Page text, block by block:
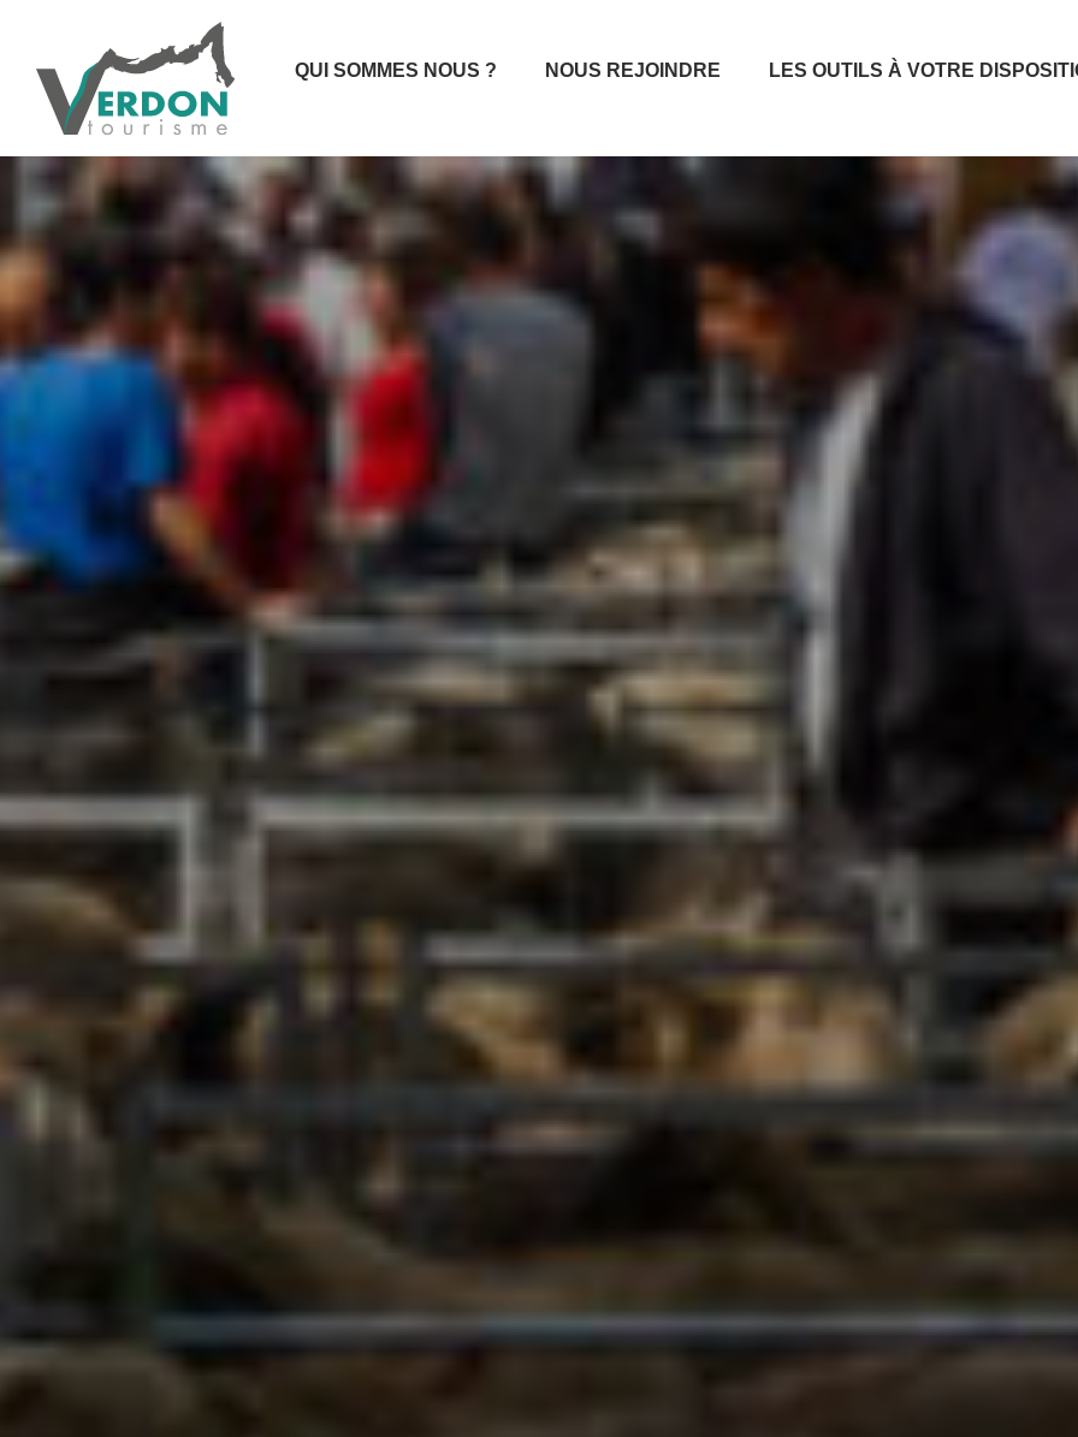
QUI SOMMES NOUS ? NOUS REJOINDRE LES OUTILS À VOTRE